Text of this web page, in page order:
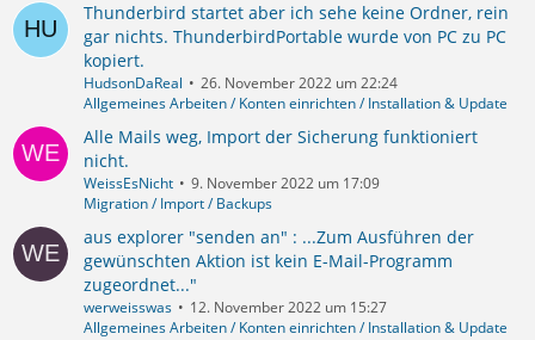
Thunderbird startet aber ich sehe keine Ordner, rein
gar nichts. ThunderbirdPortable wurde von PC zu PC
kopiert.
HudsonDaReal
26. November 2022 um 22:24
Allgemeines Arbeiten / Konten einrichten / Installation & Update
Alle Mails weg, Import der Sicherung funktioniert
nicht.
WeissEsNicht
9. November 2022 um 17:09
Migration / Import / Backups
aus explorer "senden an" : ...Zum Ausführen der
gewünschten Aktion ist kein E-Mail-Programm
zugeordnet..."
werweisswas
12. November 2022 um 15:27
Allgemeines Arbeiten / Konten einrichten / Installation & Update